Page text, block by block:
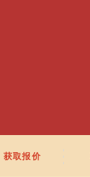
获取报价